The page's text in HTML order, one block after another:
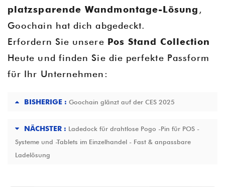
platzsparende Wandmontage-Lösung ,
Goochain hat dich abgedeckt.
Erfordern Sie unsere Pos Stand Collection
Heute und finden Sie die perfekte Passform
für Ihr Unternehmen:
BISHERIGE : Goochain glänzt auf der CES 2025
NÄCHSTER : Ladedock für drahtlose Pogo -Pin für POS -
Systeme und -Tablets im Einzelhandel - Fast & anpassbare
Ladelösung